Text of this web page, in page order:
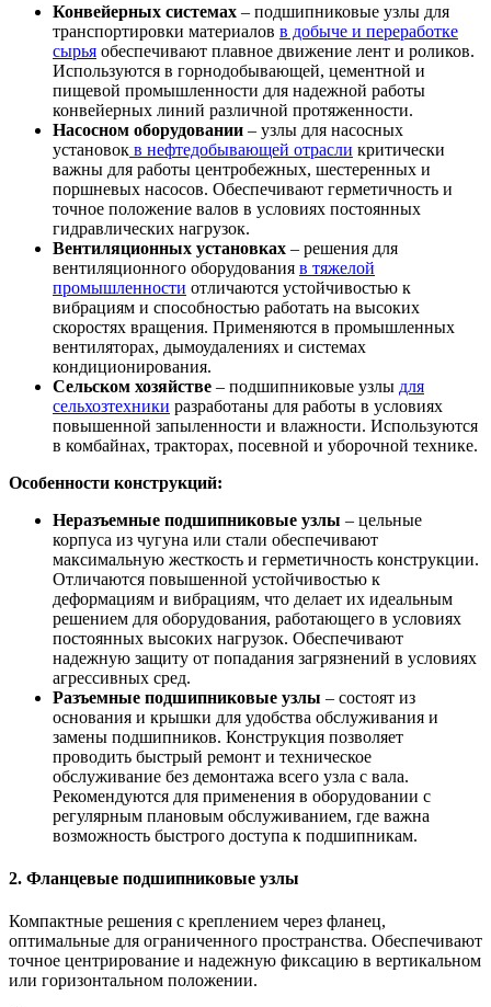
Конвейерных системах – подшипниковые узлы для
транспортировки материалов в добыче и переработке
сырья обеспечивают плавное движение лент и роликов.
Используются в горнодобывающей, цементной и
пищевой промышленности для надежной работы
конвейерных линий различной протяженности.
Насосном оборудовании – узлы для насосных
установок в нефтедобывающей отрасли критически
важны для работы центробежных, шестеренных и
поршневых насосов. Обеспечивают герметичность и
точное положение валов в условиях постоянных
гидравлических нагрузок.
Вентиляционных установках – решения для
вентиляционного оборудования в тяжелой
промышленности отличаются устойчивостью к
вибрациям и способностью работать на высоких
скоростях вращения. Применяются в промышленных
вентиляторах, дымоудалениях и системах
кондиционирования.
Сельском хозяйстве – подшипниковые узлы для
сельхозтехники разработаны для работы в условиях
повышенной запыленности и влажности. Используются
в комбайнах, тракторах, посевной и уборочной технике.
Особенности конструкций:
Неразъемные подшипниковые узлы – цельные
корпуса из чугуна или стали обеспечивают
максимальную жесткость и герметичность конструкции.
Отличаются повышенной устойчивостью к
деформациям и вибрациям, что делает их идеальным
решением для оборудования, работающего в условиях
постоянных высоких нагрузок. Обеспечивают
надежную защиту от попадания загрязнений в условиях
агрессивных сред.
Разъемные подшипниковые узлы – состоят из
основания и крышки для удобства обслуживания и
замены подшипников. Конструкция позволяет
проводить быстрый ремонт и техническое
обслуживание без демонтажа всего узла с вала.
Рекомендуются для применения в оборудовании с
регулярным плановым обслуживанием, где важна
возможность быстрого доступа к подшипникам.
2. Фланцевые подшипниковые узлы
Компактные решения с креплением через фланец,
оптимальные для ограниченного пространства. Обеспечивают
точное центрирование и надежную фиксацию в вертикальном
или горизонтальном положении.